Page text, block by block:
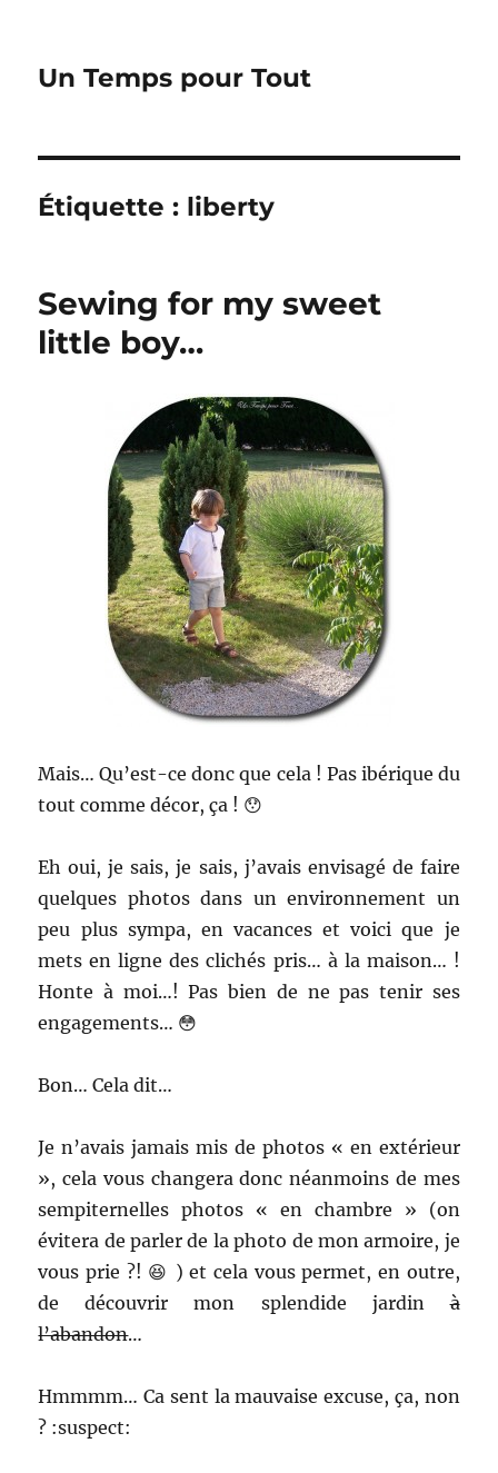
Un Temps pour Tout
Étiquette : liberty
Sewing for my sweet
little boy…
Mais… Qu’est-ce donc que cela ! Pas ibérique du
tout comme décor, ça ! 😯
Eh oui, je sais, je sais, j’avais envisagé de faire
quelques photos dans un environnement un
peu plus sympa, en vacances et voici que je
mets en ligne des clichés pris… à la maison… !
Honte à moi…! Pas bien de ne pas tenir ses
engagements… 😳
Bon… Cela dit…
Je n’avais jamais mis de photos « en extérieur
», cela vous changera donc néanmoins de mes
sempiternelles photos « en chambre » (on
évitera de parler de la photo de mon armoire, je
vous prie ?! 😆 ) et cela vous permet, en outre,
de découvrir mon splendide jardinà
l’abandon…
Hmmmm… Ca sent la mauvaise excuse, ça, non
? :suspect: